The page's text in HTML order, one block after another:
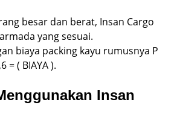
besar dan berat, Insan Cargo
yang sesuai.
biaya packing kayu rumusnya P
= ( BIAYA ).
Insan